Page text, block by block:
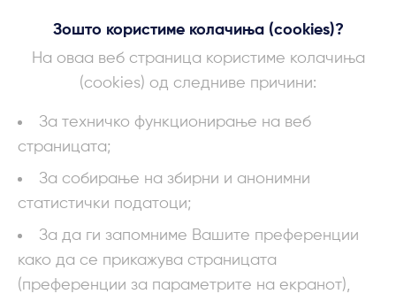
Зошто користиме колачиња (cookies)?
На оваа веб страница користиме колачиња
(cookies) од следниве причини:
За техничко функционирање на веб
страницата;
За собирање на збирни и анонимни
статистички податоци;
За да ги запомниме Вашите преференции
како да се прикажува страницата
(преференции за параметрите на екранот),